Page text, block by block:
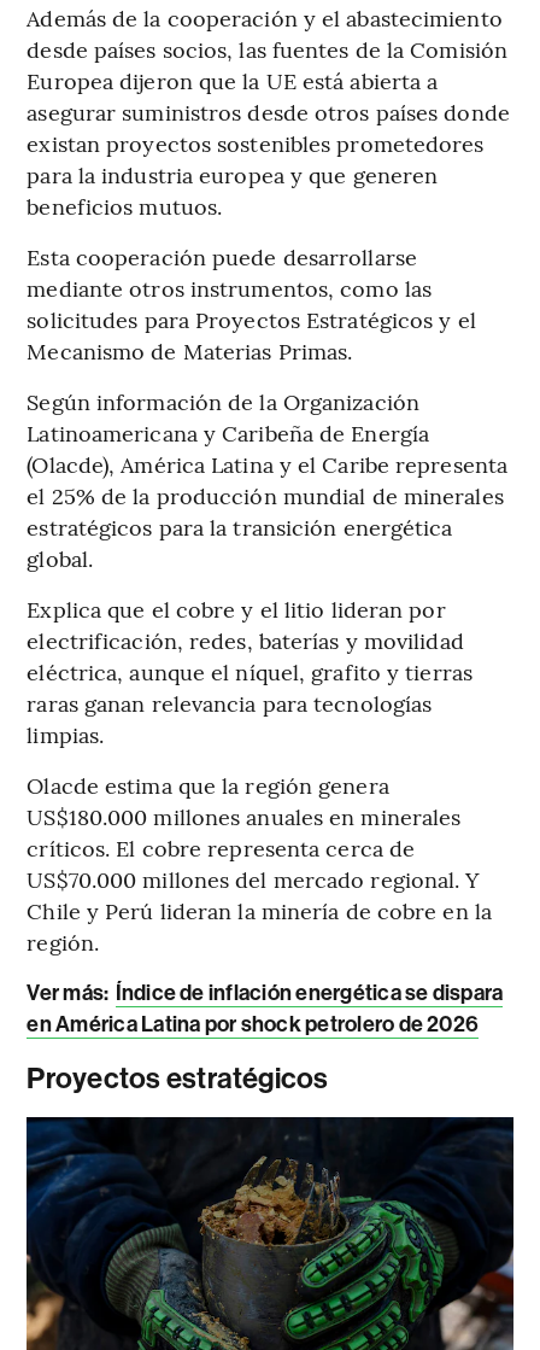
Además de la cooperación y el abastecimiento
desde países socios, las fuentes de la Comisión
Europea dijeron que la UE está abierta a
asegurar suministros desde otros países donde
existan proyectos sostenibles prometedores
para la industria europea y que generen
beneficios mutuos.
Esta cooperación puede desarrollarse
mediante otros instrumentos, como las
solicitudes para Proyectos Estratégicos y el
Mecanismo de Materias Primas.
Según información de la Organización
Latinoamericana y Caribeña de Energía
(Olacde), América Latina y el Caribe representa
el 25% de la producción mundial de minerales
estratégicos para la transición energética
global.
Explica que el cobre y el litio lideran por
electrificación, redes, baterías y movilidad
eléctrica, aunque el níquel, grafito y tierras
raras ganan relevancia para tecnologías
limpias.
Olacde estima que la región genera
US$180.000 millones anuales en minerales
críticos. El cobre representa cerca de
US$70.000 millones del mercado regional. Y
Chile y Perú lideran la minería de cobre en la
región.
Ver más: Índice de inflación energética se dispara
en América Latina por shock petrolero de 2026
Proyectos estratégicos